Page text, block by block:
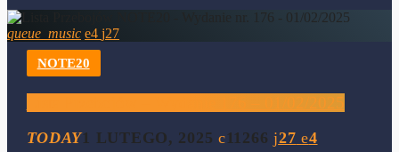
queue_music 4 27
NOTE20
Lista Przebojów – Wydanie 176 – 01/02/2025
TODAY1 LUTEGO, 2025 11266 27 4